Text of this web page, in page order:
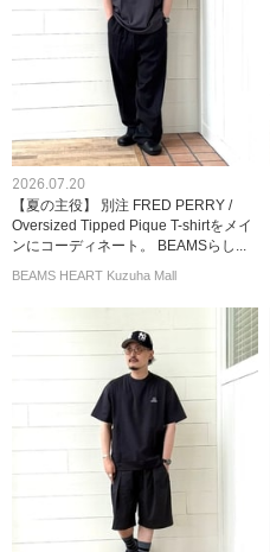
2026.07.20
【夏の主役】 別注 FRED PERRY /
Oversized Tipped Pique T-shirtをメイ
ンにコーディネート。 BEAMSらし...
BEAMS HEART Kuzuha Mall